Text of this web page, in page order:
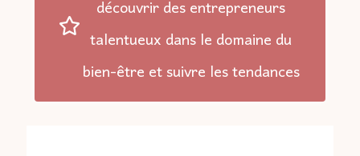
découvrir des entrepreneurs
talentueux dans le domaine du
bien-être et suivre les tendances